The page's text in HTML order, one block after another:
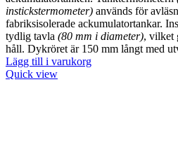
instickstermometer) används för
fabriksisolerade ackumulatortankar.
tydlig tavla (80 mm i diameter), vilket
håll. Dykröret är 150 mm långt med
Lägg till i varukorg
Quick view